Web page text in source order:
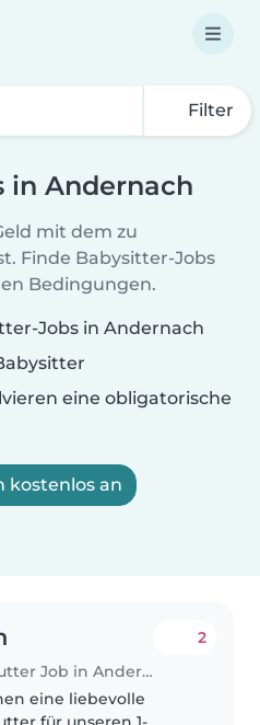
Filter
in Andernach
mit dem zu
Finde Babysitter-Jobs
Bedingungen.
Jobs in Andernach
eine obligatorische
kostenlos an
Tagesmutter Job in Andernach
2
eine liebevolle